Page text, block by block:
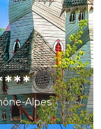
Alpes